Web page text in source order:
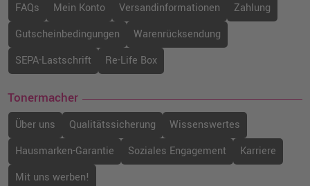
FAQs Mein Konto Versandinformationen
Zahlung
Gutscheinbedingungen
Warenrücksendung
SEPA-Lastschrift
Re-Life Box
Tonermacher
Über uns Qualitätssicherung
Wissenswertes
Hausmarken-Garantie
Soziales Engagement
Karriere
Mit uns werben!